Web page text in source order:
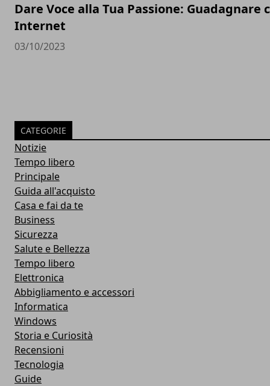
Dare Voce alla Tua Passione: Guadagnare
Internet
03/10/2023
CATEGORIE
Notizie
Tempo libero
Principale
Guida all'acquisto
Casa e fai da te
Business
Sicurezza
Salute e Bellezza
Tempo libero
Elettronica
Abbigliamento e accessori
Informatica
Windows
Storia e Curiosità
Recensioni
Tecnologia
Guide